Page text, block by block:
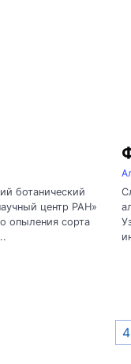
ботанический
центр РАН»
опыления сорта
4